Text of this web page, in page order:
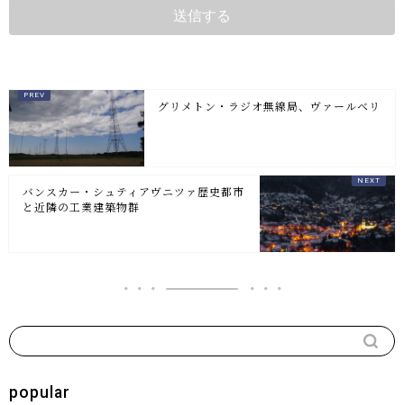
グリメトン・ラジオ無線局、ヴァールベリ
バンスカー・シュティアヴニツァ歴史都市
と近隣の工業建築物群
popular